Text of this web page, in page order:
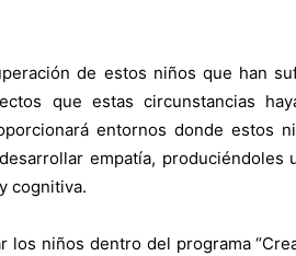
de estos niños que han
que estas circunstancias
entornos donde estos
empatía, produciéndoles
cognitiva.
los niños dentro del programa